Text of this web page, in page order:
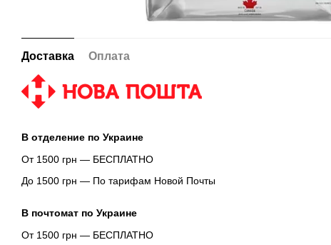
Доставка Оплата
В отделение по Украине
От 1500 грн — БЕСПЛАТНО
До 1500 грн — По тарифам Новой Почты
В почтомат по Украине
От 1500 грн — БЕСПЛАТНО